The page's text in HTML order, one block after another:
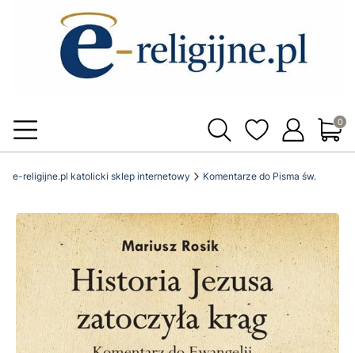
e-religijne.pl katolicki sklep internetowy Komentarze do Pisma św.